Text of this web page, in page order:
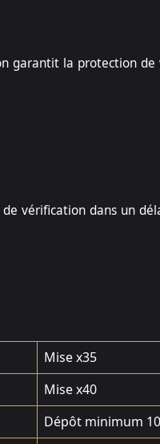
garantit la protection
vérification dans un
Mise x35
Mise x40
Dépôt minimum